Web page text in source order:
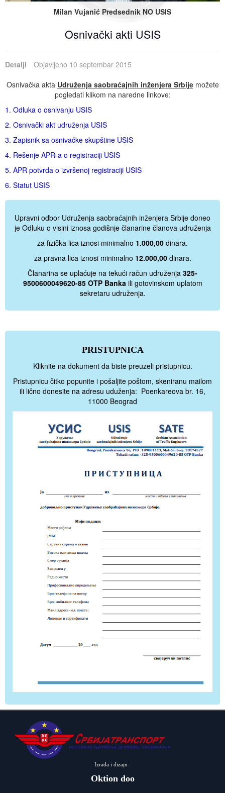
Milan Vujanić Predsednik NO USIS
Osnivački akti USIS
Detalji
Objavljeno 10 septembar 2015
Osnivačka akta Udruženja saobraćajnih inženjera Srbijemožete
pogledati klikom na naredne linkove:
1. Odluka o osnivanju USIS
2. Osnivački akt udruženja USIS
3. Zapisnik sa osnivačke skupštine USIS
4. Rešenje APR-a o registraciji USIS
5. APR potvrda o izvršenoj registraciji USIS
6. Statut USIS
Upravni odbor Udruženja saobraćajnih inženjera Srbije doneo
je Odluku o visini iznosa godišnje članarine članova udruženja
za fizička lica iznosi minimalno 1.000,00 dinara.
za pravna lica iznosi minimalno 12.000,00dinara.
Članarina se uplaćuje na tekući račun udruženja 325-
9500600049620-85 OTP Banka ili gotovinskom uplatom
sekretaru udruženja.
PRISTUPNICA
Kliknite na dokument da biste preuzeli pristupnicu.
Pristupnicu čitko popunite i pošaljite poštom, skeniranu mailom
ili lično donesite na adresu uduženja: Poenkareova br. 16,
11000 Beograd
Izrada i dizajn :
Oktion doo